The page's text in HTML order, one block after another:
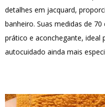
detalhes em jacquard,
banheiro. Suas medidas de
prático e aconchegante, ideal
autocuidado ainda mais